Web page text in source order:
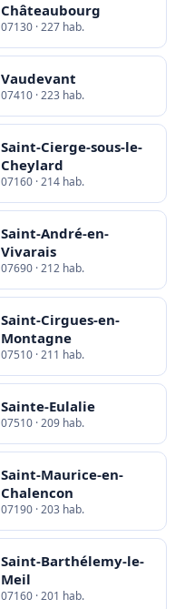
Châteaubourg
07130 · 227 hab.
Vaudevant
07410 · 223 hab.
Saint-Cierge-sous-le-
Cheylard
07160 · 214 hab.
Saint-André-en-
Vivarais
07690 · 212 hab.
Saint-Cirgues-en-
Montagne
07510 · 211 hab.
Sainte-Eulalie
07510 · 209 hab.
Saint-Maurice-en-
Chalencon
07190 · 203 hab.
Saint-Barthélemy-le-
Meil
07160 · 201 hab.